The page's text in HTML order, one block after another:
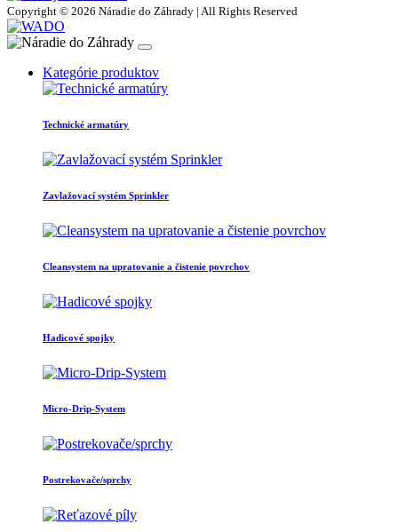
Copyright © 2026 Náradie do Záhrady | All Rights Reserved
Kategórie produktov
Technické armatúry
Zavlažovací systém Sprinkler
Cleansystem na upratovanie a čistenie povrchov
Hadicové spojky
Micro-Drip-System
Postrekovače/sprchy